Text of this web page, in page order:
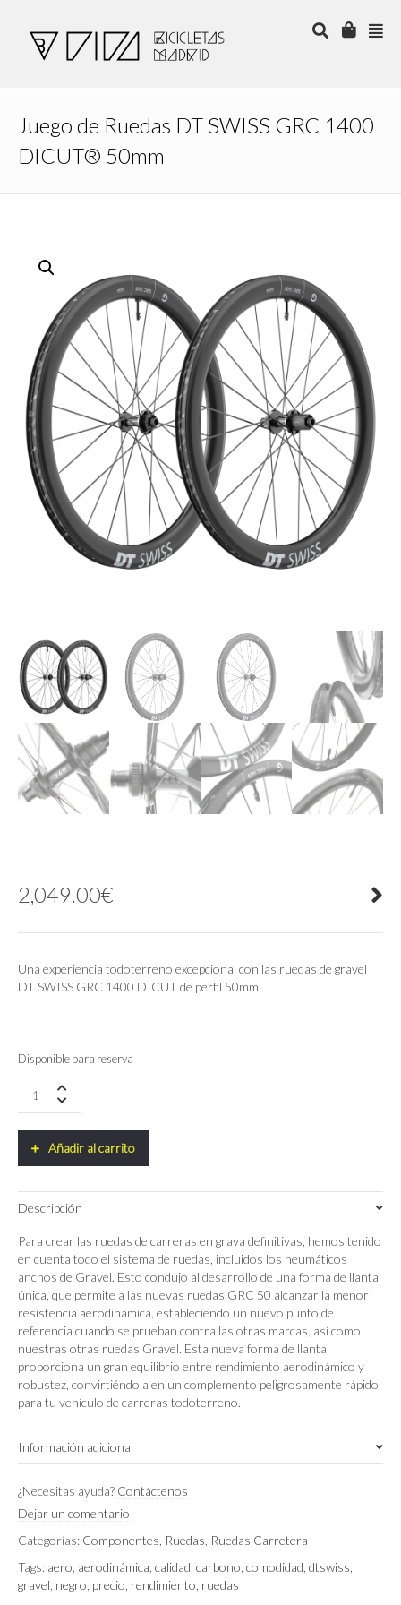
Juego de Ruedas DT SWISS GRC 1400
DICUT® 50mm
2,049.00€
Una experiencia todoterreno excepcional con las ruedas de gravel
DT SWISS GRC 1400 DICUT de perfil 50mm.
Disponible para reserva
SWISS
1400
DICUT®
quantity
Añadir al carrito
Descripción
Para crear las ruedas de carreras en grava definitivas, hemos tenido
en cuenta todo el sistema de ruedas, incluidos los neumáticos
anchos de Gravel. Esto condujo al desarrollo de una forma de llanta
única, que permite a las nuevas ruedas GRC 50 alcanzar la menor
resistencia aerodinámica, estableciendo un nuevo punto de
referencia cuando se prueban contra las otras marcas, así como
nuestras otras ruedas Gravel. Esta nueva forma de llanta
proporciona un gran equilibrio entre rendimiento aerodinámico y
robustez, convirtiéndola en un complemento peligrosamente rápido
para tu vehículo de carreras todoterreno.
Información adicional
Peso
¿Necesitas ayuda? Contáctenos
Dejar un comentario
Categorías: Componentes, Ruedas, Ruedas Carretera
Tags: aero, aerodinámica, calidad, carbono, comodidad, dtswiss,
gravel, negro, precio, rendimiento, ruedas